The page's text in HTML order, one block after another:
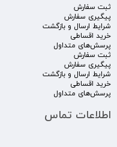
ثبت سفارش
پیگیری سفارش
شرایط ارسال و بازگشت
خرید اقساطی
پرسش‌های متداول
ثبت سفارش
پیگیری سفارش
شرایط ارسال و بازگشت
خرید اقساطی
پرسش‌های متداول
اطلاعات تماس